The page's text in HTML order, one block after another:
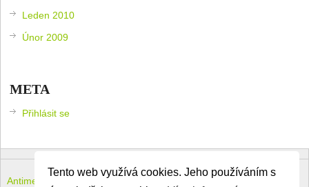
Tento web využívá cookies. Jeho používáním s
Leden 2010
Únor 2009
META
Přihlásit se
Antimeloun – komouši dneška Copyright © 2026.